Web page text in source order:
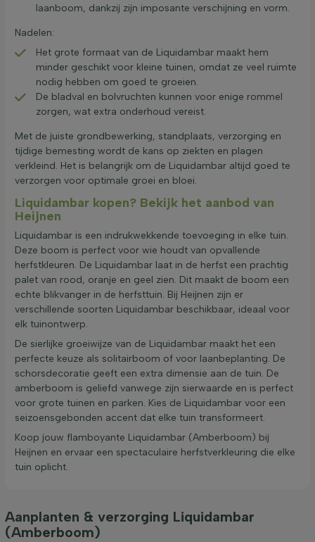
laanboom, dankzij zijn imposante verschijning en vorm.
Nadelen:
Het grote formaat van de Liquidambar maakt hem
minder geschikt voor kleine tuinen, omdat ze veel ruimte
nodig hebben om goed te groeien.
De bladval en bolvruchten kunnen voor enige rommel
zorgen, wat extra onderhoud vereist.
Met de juiste grondbewerking, standplaats, verzorging en
tijdige bemesting wordt de kans op ziekten en plagen
verkleind. Het is belangrijk om de Liquidambar altijd goed te
verzorgen voor optimale groei en bloei.
Liquidambar kopen? Bekijk het aanbod van
Heijnen
Liquidambar is een indrukwekkende toevoeging in elke tuin.
Deze boom is perfect voor wie houdt van opvallende
herfstkleuren. De Liquidambar laat in de herfst een prachtig
palet van rood, oranje en geel zien. Dit maakt de boom een
echte blikvanger in de herfsttuin. Bij Heijnen zijn er
verschillende soorten Liquidambar beschikbaar, ideaal voor
elk tuinontwerp.
De sierlijke groeiwijze van de Liquidambar maakt het een
perfecte keuze als solitairboom of voor laanbeplanting. De
schorsdecoratie geeft een extra dimensie aan de tuin. De
amberboom is geliefd vanwege zijn sierwaarde en is perfect
voor grote tuinen en parken. Kies de Liquidambar voor een
seizoensgebonden accent dat elke tuin transformeert.
Koop jouw flamboyante Liquidambar (Amberboom) bij
Heijnen en ervaar een spectaculaire herfstverkleuring die elke
tuin oplicht.
Aanplanten & verzorging Liquidambar
(Amberboom)